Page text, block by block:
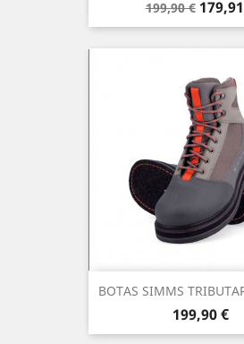
Precio
base
199,90 € Precio
BOTAS SIMMS
Precio
199,90 €